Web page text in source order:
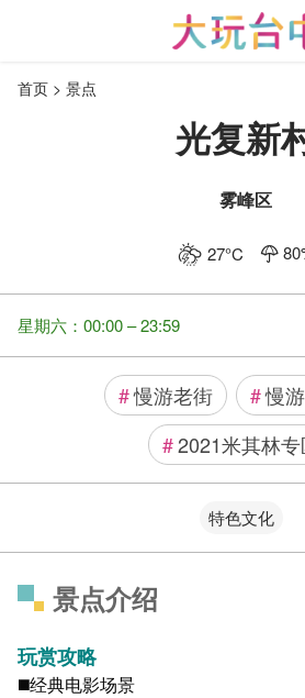
首页 景点
光复新
雾峰区
27°C 80
星期六：00:00 – 23:59
#慢游老街 #慢
#2021米其林专
特色文化
景点介绍
玩赏攻略
◼️经典电影场景